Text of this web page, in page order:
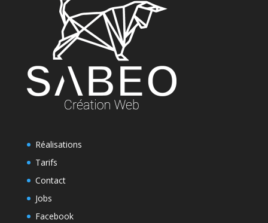
Réalisations
Tarifs
Contact
Jobs
Facebook